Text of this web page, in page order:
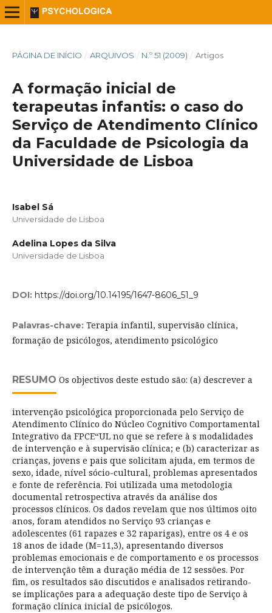
PÁGINA DE INÍCIO / ARQUIVOS / N.º 51 (2009) / Artigos
A formação inicial de
terapeutas infantis: o caso do
Serviço de Atendimento Clínico
da Faculdade de Psicologia da
Universidade de Lisboa
Isabel Sá
Universidade de Lisboa
Adelina Lopes da Silva
Universidade de Lisboa
DOI: https://doi.org/10.14195/1647-8606_51_9
Palavras-chave: Terapia infantil, supervisão clínica,
formação de psicólogos, atendimento psicológico
RESUMO Os objectivos deste estudo são: (a) descrever a
intervenção psicológica proporcionada pelo Serviço de
Atendimento Clínico do Núcleo Cognitivo Comportamental
Integrativo da FPCE“UL no que se refere à s modalidades
de intervenção e à supervisão clínica; e (b) caracterizar as
crianças, jovens e pais que solicitam ajuda, em termos de
sexo, idade, nível sócio-cultural, problemas apresentados
e fonte de referência. Foi utilizada uma metodologia
documental retrospectiva através da análise dos
processos clínicos. Os dados revelam que nos últimos oito
anos, foram atendidos no Serviço 93 crianças e
adolescentes (61 rapazes e 32 raparigas), entre os 4 e os
18 anos de idade (M=11,3), apresentando diversos
problemas emocionais e de comportamento e os processos
de intervenção têm a duração média de 12 sessões. Por
fim, os resultados são discutidos e analisados retirando-
se implicações para a adequação deste tipo de Serviço à
formação clínica inicial de psicólogos.